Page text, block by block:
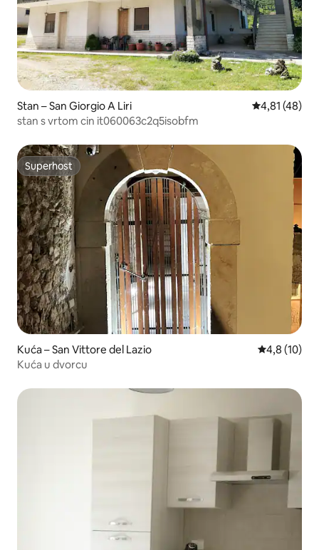
Stan – San Giorgio A Liri Prosječna
4,81 (48)
stan s vrtom cin it060063c2q5isobfm
Superhost
Superhost
Kuća – San Vittore del Lazio Prosječna
4,8 (10)
Kuća u dvorcu